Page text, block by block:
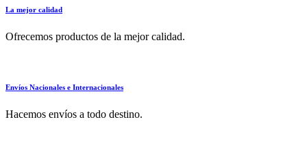
La mejor calidad
Ofrecemos productos de la mejor calidad.
Envíos Nacionales e Internacionales
Hacemos envíos a todo destino.